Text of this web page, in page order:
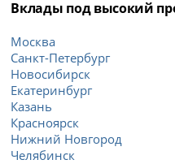
Вклады под высокий
Москва
Санкт-Петербург
Новосибирск
Екатеринбург
Казань
Красноярск
Нижний Новгород
Челябинск